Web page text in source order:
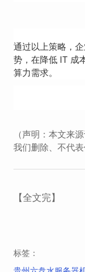
通过以上策略，
势，在降低 IT 成
算力需求。
（声明：本文来
我们删除、不代表
【全文完】
标签：